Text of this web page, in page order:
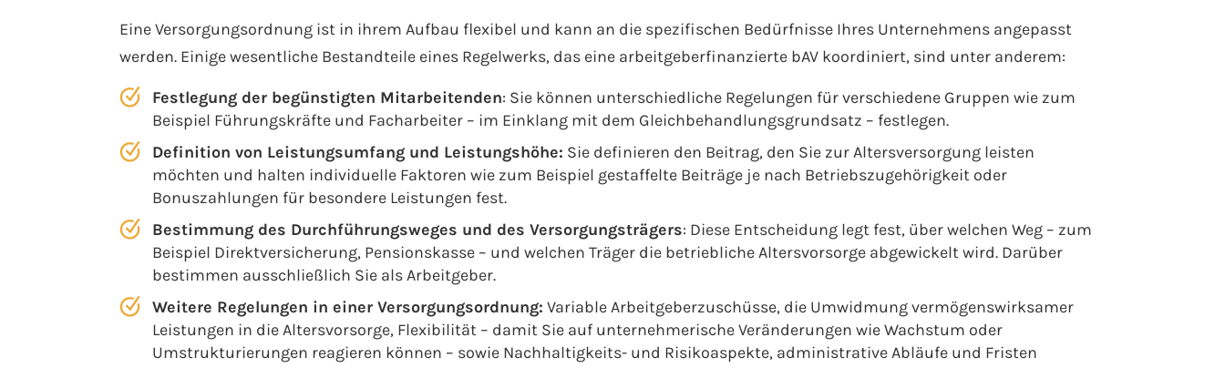
Eine Versorgungsordnung ist in ihrem Aufbau flexibel und kann an die spezifischen Bedürfnisse Ihres Unternehmens angepasst
werden. Einige wesentliche Bestandteile eines Regelwerks, das eine arbeitgeberfinanzierte bAV koordiniert, sind unter anderem:
Festlegung der begünstigten Mitarbeitenden: Sie können unterschiedliche Regelungen für verschiedene Gruppen wie zum
Beispiel Führungskräfte und Facharbeiter – im Einklang mit dem Gleichbehandlungsgrundsatz – festlegen.
Definition von Leistungsumfang und Leistungshöhe: Sie definieren den Beitrag, den Sie zur Altersversorgung leisten
möchten und halten individuelle Faktoren wie zum Beispiel gestaffelte Beiträge je nach Betriebszugehörigkeit oder
Bonuszahlungen für besondere Leistungen fest.
Bestimmung des Durchführungsweges und des Versorgungsträgers: Diese Entscheidung legt fest, über welchen Weg – zum
Beispiel Direktversicherung, Pensionskasse – und welchen Träger die betriebliche Altersvorsorge abgewickelt wird. Darüber
bestimmen ausschließlich Sie als Arbeitgeber.
Weitere Regelungen in einer Versorgungsordnung: Variable Arbeitgeberzuschüsse, die Umwidmung vermögenswirksamer
Leistungen in die Altersvorsorge, Flexibilität – damit Sie auf unternehmerische Veränderungen wie Wachstum oder
Umstrukturierungen reagieren können – sowie Nachhaltigkeits- und Risikoaspekte, administrative Abläufe und Fristen